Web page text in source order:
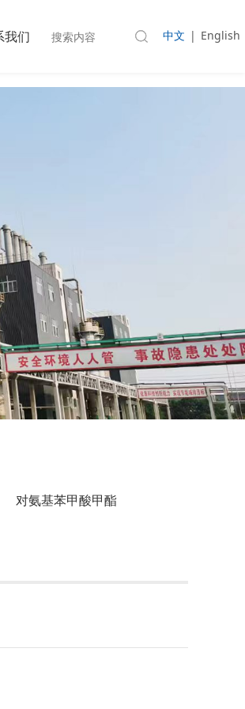
中文 | English
我们
对氨基苯甲酸甲酯